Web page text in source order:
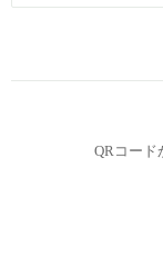
QRコード